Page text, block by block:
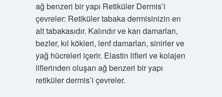
ağ benzeri bir yapı Retiküler Dermis’i
çevreler: Retiküler tabaka dermisinizin en
alt tabakasıdır. Kalındır ve kan damarları,
bezler, kıl kökleri, lenf damarları, sinirler ve
yağ hücreleri içerir. Elastin lifleri ve kolajen
liflerinden oluşan ağ benzeri bir yapı
retiküler dermis’i çevreler.